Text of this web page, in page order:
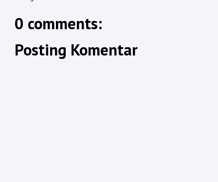
0 comments:
Posting Komentar